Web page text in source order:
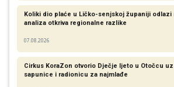
Koliki dio plaće u Ličko-senjskoj županiji odlazi
analiza otkriva regionalne razlike​
07.08.2026
Cirkus KoraZon otvorio Dječje ljeto u Otočcu
sapunice i radionicu za najmlađe